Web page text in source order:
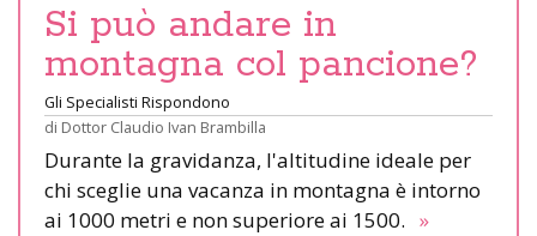
Si può andare in
montagna col pancione?
Gli Specialisti Rispondono
di Dottor Claudio Ivan Brambilla
Durante la gravidanza, l'altitudine ideale per
chi sceglie una vacanza in montagna è intorno
ai 1000 metri e non superiore ai 1500. »